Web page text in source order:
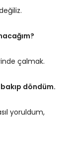
çalmak.
döndüm.
yoruldum,